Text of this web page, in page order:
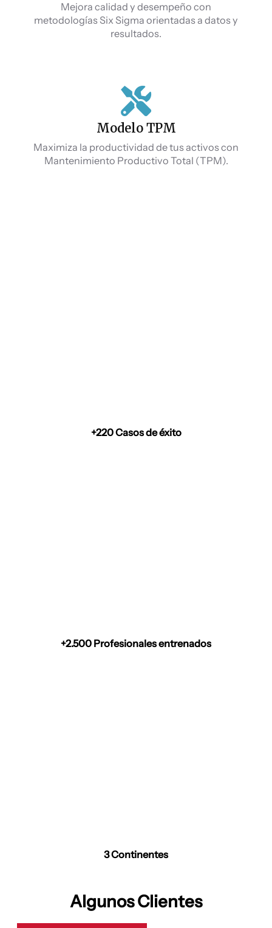
Mejora calidad y desempeño con
metodologías Six Sigma orientadas a datos y
resultados.
Modelo TPM
Maximiza la productividad de tus activos con
Mantenimiento Productivo Total (TPM).
+220 Casos de éxito
+2.500 Profesionales entrenados
3 Continentes
Algunos Clientes